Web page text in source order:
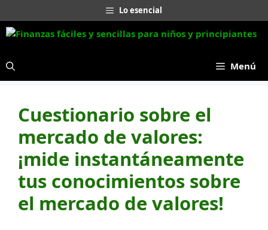
al
contenido
Lo esencial
Menú
Cuestionario sobre el
mercado de valores:
¡mide instantáneamente
tus conocimientos sobre
el mercado de valores!